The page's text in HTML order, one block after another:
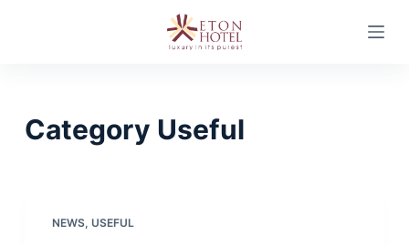
oCategory Useful
NEWS, USEFUL